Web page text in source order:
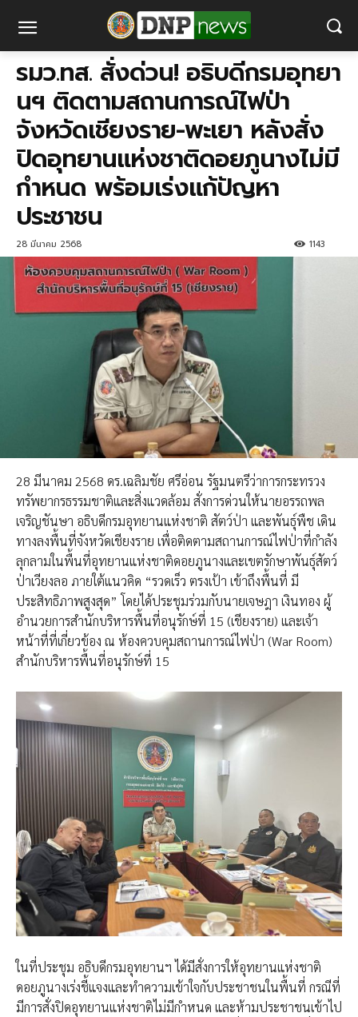
รมว.ทส. สั่งด่วน! อธิบดีกรมอุทยา
นฯ ติดตามสถานการณ์ไฟป่า
จังหวัดเชียงราย-​พะเยา หลังสั่ง
ปิดอุทยานแห่งชาติดอยภูนางไม่มี
กำหนด พร้อมเร่งแก้ปัญหา
ประชาชน
28 มีนาคม 2568 1143
28 มีนาคม 2568 ดร.เฉลิมชัย ศรีอ่อน รัฐมนตรีว่าการกระทรวง
ทรัพยากรธรรมชาติและสิ่งแวดล้อม สั่งการด่วนให้นายอรรถพล
เจริญชันษา อธิบดีกรมอุทยานแห่งชาติ สัตว์ป่า และพันธุ์พืช เดิน
ทางลงพื้นที่จังหวัดเชียงราย เพื่อติดตามสถานการณ์ไฟป่าที่กำลัง
ลุกลามในพื้นที่อุทยานแห่งชาติดอยภูนางและเขตรักษาพันธุ์สัตว์
ป่าเวียงลอ ภายใต้แนวคิด “รวดเร็ว ตรงเป้า เข้าถึงพื้นที่ มี
ประสิทธิภาพสูงสุด” โดยได้ประชุมร่วมกับนายเจษฎา เงินทอง ผู้
อำนวยการสำนักบริหารพื้นที่อนุรักษ์ที่ 15 (เชียงราย) และเจ้า
หน้าที่ที่เกี่ยวข้อง ณ ห้องควบคุมสถานการณ์ไฟป่า (War Room)
สำนักบริหารพื้นที่อนุรักษ์ที่ 15
ในที่ประชุม อธิบดีกรมอุทยานฯ ได้มีสั่งการให้อุทยานแห่งชาติ
ดอยภูนางเร่งชี้แจงและทำความเข้าใจกับประชาชนในพื้นที่ กรณีที่
มีการสั่งปิดอุทยานแห่งชาติไม่มีกำหนด และห้ามประชาชนเข้าไป